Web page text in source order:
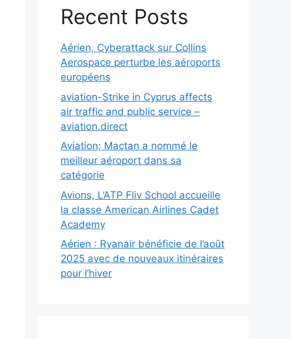
Recent Posts
Aérien, Cyberattack sur Collins
Aerospace perturbe les aéroports
européens
aviation-Strike in Cyprus affects
air traffic and public service –
aviation.direct
Aviation; Mactan a nommé le
meilleur aéroport dans sa
catégorie
Avions, L’ATP Fliv School accueille
la classe American Airlines Cadet
Academy
Aérien : Ryanair bénéficie de l’août
2025 avec de nouveaux itinéraires
pour l’hiver